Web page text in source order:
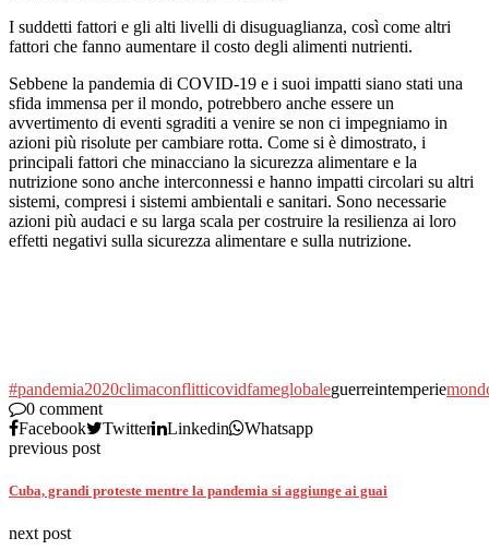
I suddetti fattori e gli alti livelli di disuguaglianza, così come altri
fattori che fanno aumentare il costo degli alimenti nutrienti.
Sebbene la pandemia di COVID-19 e i suoi impatti siano stati una
sfida immensa per il mondo, potrebbero anche essere un
avvertimento di eventi sgraditi a venire se non ci impegniamo in
azioni più risolute per cambiare rotta. Come si è dimostrato, i
principali fattori che minacciano la sicurezza alimentare e la
nutrizione sono anche interconnessi e hanno impatti circolari su altri
sistemi, compresi i sistemi ambientali e sanitari. Sono necessarie
azioni più audaci e su larga scala per costruire la resilienza ai loro
effetti negativi sulla sicurezza alimentare e sulla nutrizione.
#pandemia2020climaconflitticovidfameglobaleguerreintemperie
0 comment
Facebook
Twitter Linkedin
Whatsapp
previous post
Cuba, grandi proteste mentre la pandemia si aggiunge ai guai
next post